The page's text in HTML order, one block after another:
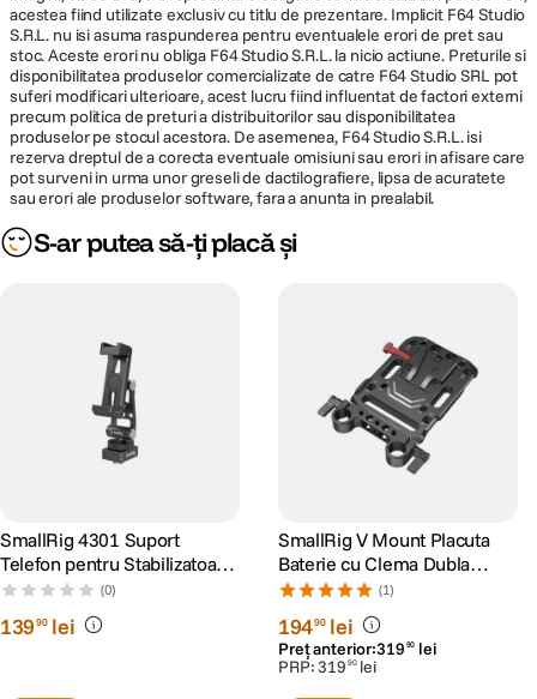
acestea fiind utilizate exclusiv cu titlu de prezentare. Implicit F64 Studio
S.R.L. nu isi asuma raspunderea pentru eventualele erori de pret sau
stoc. Aceste erori nu obliga F64 Studio S.R.L. la nicio actiune. Preturile si
disponibilitatea produselor comercializate de catre F64 Studio SRL pot
suferi modificari ulterioare, acest lucru fiind influentat de factori externi
precum politica de preturi a distribuitorilor sau disponibilitatea
produselor pe stocul acestora. De asemenea, F64 Studio S.R.L. isi
rezerva dreptul de a corecta eventuale omisiuni sau erori in afisare care
pot surveni in urma unor greseli de dactilografiere, lipsa de acuratete
sau erori ale produselor software, fara a anunta in prealabil.
S-ar putea să-ți placă și
SmallRig 4301 Suport
Telefon pentru Stabilizatoare
DJI
(0)
13990 lei
SmallRig V Mount Placuta
Baterie cu Clema Dubla
15mm
(1)
19490 lei
Preț anterior:319 90 lei
PRP:319 90 lei